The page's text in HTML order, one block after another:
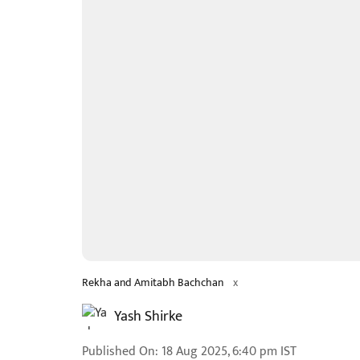
Rekha and Amitabh Bachchan x
Yash Shirke
Published On: 18 Aug 2025, 6:40 pm IST